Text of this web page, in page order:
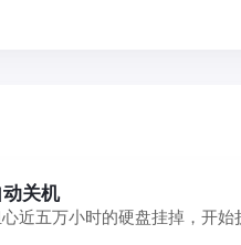
关机
近五万小时的硬盘挂掉，开